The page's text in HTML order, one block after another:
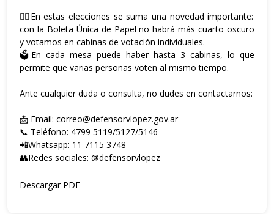
👉🏼En estas elecciones se suma una novedad importante:
con la Boleta Única de Papel no habrá más cuarto oscuro
y votamos en cabinas de votación individuales.
🗳️En cada mesa puede haber hasta 3 cabinas, lo que
permite que varias personas voten al mismo tiempo.
Ante cualquier duda o consulta, no dudes en contactarnos:
📩 Email: correo@defensorvlopez.gov.ar
📞 Teléfono: 4799 5119/5127/5146
📲Whatsapp: 11 7115 3748
👥Redes sociales: @defensorvlopez
Descargar PDF